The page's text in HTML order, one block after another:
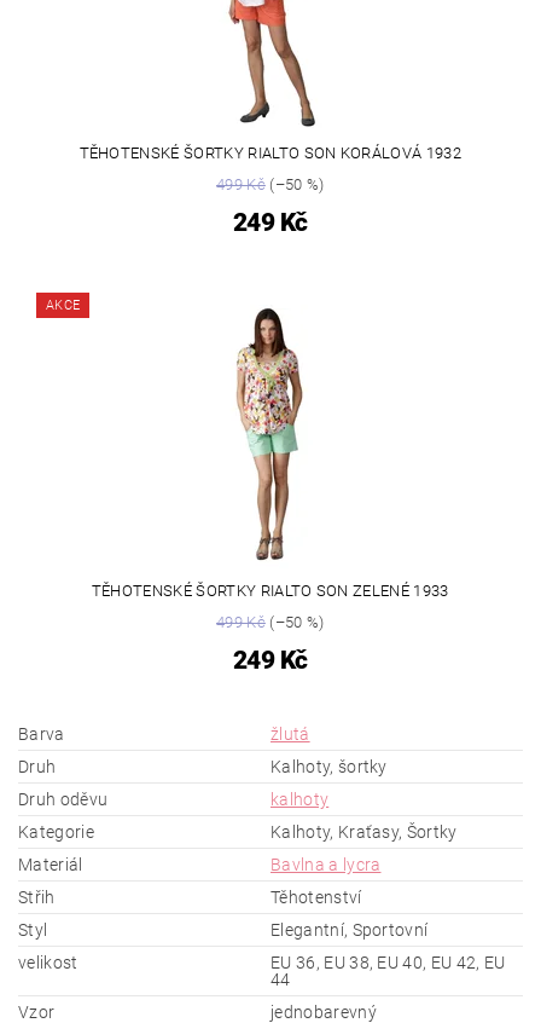
TĚHOTENSKÉ ŠORTKY RIALTO SON KORÁLOVÁ 1932
499 Kč(–50 %)
249 Kč
AKCE
TĚHOTENSKÉ ŠORTKY RIALTO SON ZELENÉ 1933
499 Kč(–50 %)
249 Kč
Barva
žlutá
Druh
Kalhoty, šortky
Druh oděvu
kalhoty
Kategorie
Kalhoty, Kraťasy, Šortky
Materiál
Bavlna a lycra
Střih
Těhotenství
Styl
Elegantní, Sportovní
velikost
EU 36, EU 38, EU 40, EU 42, EU
44
Vzor
jednobarevný